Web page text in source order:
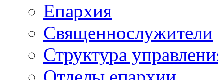
Епархия
Священнослужители
Структура